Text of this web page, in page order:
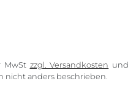
MwSt zzgl. Versandkosten und
anders beschrieben.